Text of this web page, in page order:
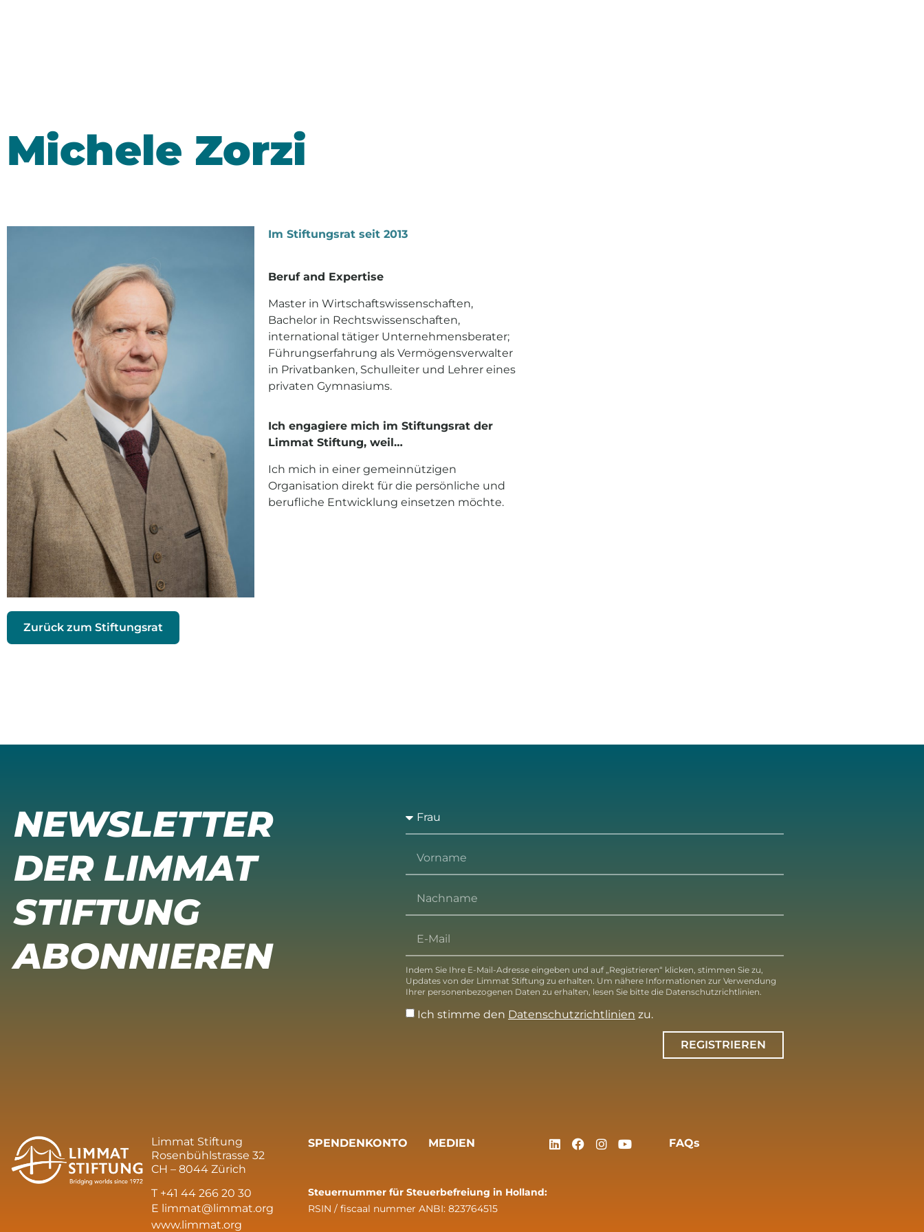
Michele Zorzi
Im Stiftungsrat seit 2013
Beruf and Expertise
Master in Wirtschaftswissenschaften,
Bachelor in Rechtswissenschaften,
international tätiger Unternehmensberater;
Führungserfahrung als Vermögensverwalter
in Privatbanken, Schulleiter und Lehrer eines
privaten Gymnasiums.
Ich engagiere mich im Stiftungsrat der
Limmat Stiftung, weil…
Ich mich in einer gemeinnützigen
Organisation direkt für die persönliche und
berufliche Entwicklung einsetzen möchte.
Zurück zum Stiftungsrat
NEWSLETTER
DER LIMMAT
STIFTUNG
ABONNIEREN
Indem Sie Ihre E-Mail-Adresse eingeben und auf „Registrieren“ klicken, stimmen Sie zu,
Updates von der Limmat Stiftung zu erhalten. Um nähere Informationen zur Verwendung
Ihrer personenbezogenen Daten zu erhalten, lesen Sie bitte die Datenschutzrichtlinien.
Ich stimme den Datenschutzrichtlinien zu.
REGISTRIEREN
Limmat Stiftung
Rosenbühlstrasse 32
CH – 8044 Zürich
T +41 44 266 20 30
E limmat@limmat.org
www.limmat.org
SPENDENKONTO MEDIEN FAQs
Steuernummer für Steuerbefreiung in Holland:
RSIN / fiscaal nummer ANBI: 823764515